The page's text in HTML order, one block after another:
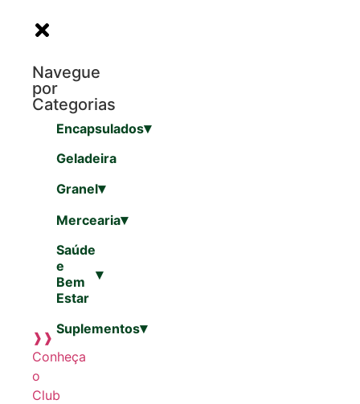
Navegue
por
Categorias
Encapsulados▾
Geladeira
Granel▾
Mercearia▾
Saúde
e
Bem
Estar
▾
Suplementos▾
❱❱
Conheça
o
Club